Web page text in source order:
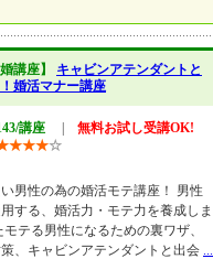
講座】 キャビンアテンダントと
婚活マナー講座
講座
無料お試し受講OK!
★★★☆
男性の為の婚活モテ講座！ 男性
する、婚活力・モテ力を養成しま
テる男性になるための裏ワザ、
、キャビンアテンダントと出会 ...